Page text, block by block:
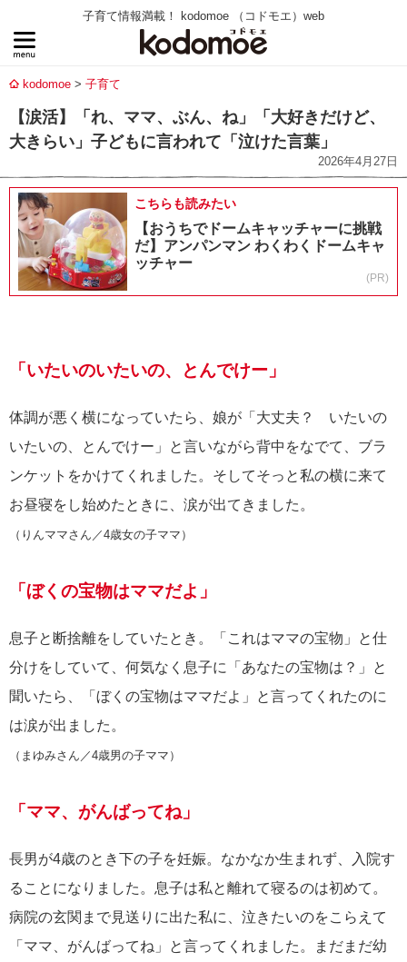
子育て情報満載！ kodomoe （コドモエ）web
kodomoe 子育て
【涙活】「れ、ママ、ぶん、ね」「大好きだけど、
大きらい」子どもに言われて「泣けた言葉」
2026年4月27日
こちらも読みたい
【おうちでドームキャッチャーに挑戦
だ】アンパンマン わくわくドームキャ
ッチャー
(PR)
「いたいのいたいの、とんでけー」
体調が悪く横になっていたら、娘が「大丈夫？ いたいの
いたいの、とんでけー」と言いながら背中をなでて、ブラ
ンケットをかけてくれました。そしてそっと私の横に来て
お昼寝をし始めたときに、涙が出てきました。
（りんママさん／4歳女の子ママ）
「ぼくの宝物はママだよ」
息子と断捨離をしていたとき。「これはママの宝物」と仕
分けをしていて、何気なく息子に「あなたの宝物は？」と
聞いたら、「ぼくの宝物はママだよ」と言ってくれたのに
は涙が出ました。
（まゆみさん／4歳男の子ママ）
「ママ、がんばってね」
長男が4歳のとき下の子を妊娠。なかなか生まれず、入院す
ることになりました。息子は私と離れて寝るのは初めて。
病院の玄関まで見送りに出た私に、泣きたいのをこらえて
「ママ、がんばってね」と言ってくれました。まだまだ幼